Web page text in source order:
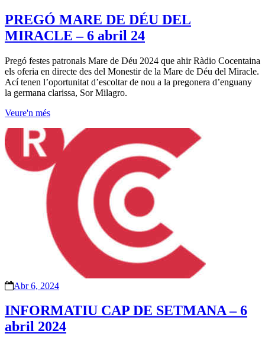
PREGÓ MARE DE DÉU DEL
MIRACLE – 6 abril 24
Pregó festes patronals Mare de Déu 2024 que ahir Ràdio Cocentaina
els oferia en directe des del Monestir de la Mare de Déu del Miracle.
Ací tenen l’oportunitat d’escoltar de nou a la pregonera d’enguany
la germana clarissa, Sor Milagro.
Veure'n més
Abr 6, 2024
INFORMATIU CAP DE SETMANA – 6
abril 2024